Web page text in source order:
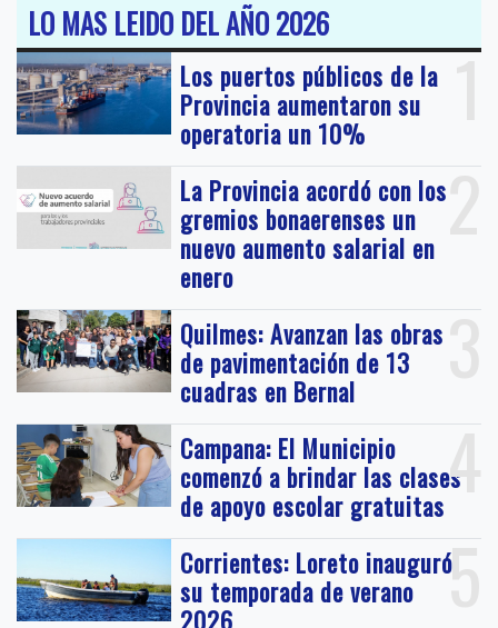
LO MAS LEIDO DEL AÑO 2026
1
Los puertos públicos de la
Provincia aumentaron su
operatoria un 10%
2
La Provincia acordó con los
gremios bonaerenses un
nuevo aumento salarial en
enero
3
Quilmes: Avanzan las obras
de pavimentación de 13
cuadras en Bernal
4
Campana: El Municipio
comenzó a brindar las clases
de apoyo escolar gratuitas
5
Corrientes: Loreto inauguró
su temporada de verano
2026